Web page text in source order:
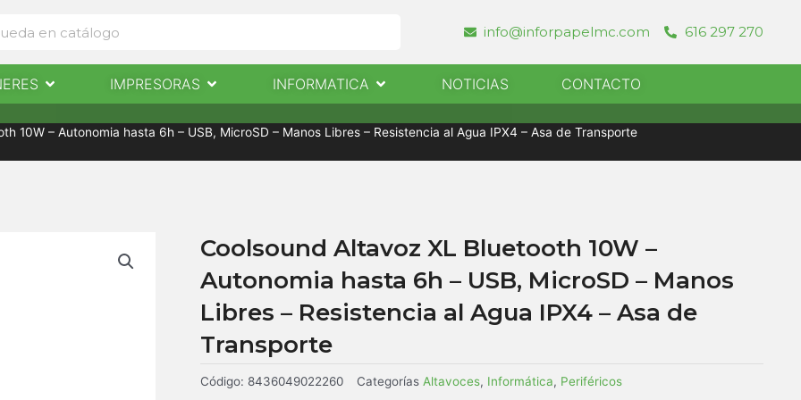
info@inforpapelmc.com 616 297 270
INFORMÁTICA NOTICIAS CONTACTO
Abrir EscaneresIMPRESORAS Abrir ImpresorasINFORMATICA Abrir InformaticaNOTICIAS CONTACTO
10W – Autonomia hasta 6h – USB, MicroSD – Manos Libres – Resistencia al Agua IPX4 – Asa de Transporte
Coolsound Altavoz XL Bluetooth 10W –
Autonomia hasta 6h – USB, MicroSD – Manos
Libres – Resistencia al Agua IPX4 – Asa de
Transporte
Código: 8436049022260 Categorías Altavoces, Informática, Periféricos